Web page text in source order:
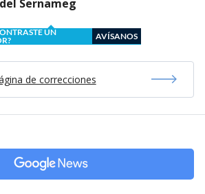
Sernameg
UN
AVÍSANOS
de correcciones